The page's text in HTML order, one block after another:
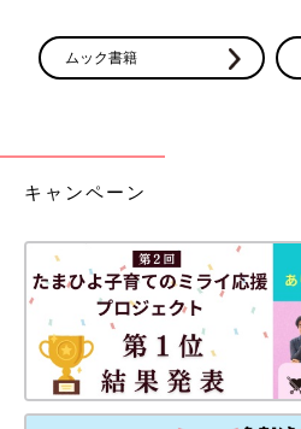
ムック書籍
キャンペーン